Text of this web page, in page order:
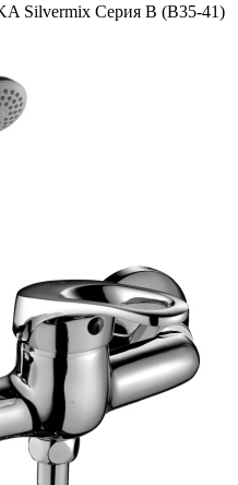
Silvermix Серия B (B35-41)